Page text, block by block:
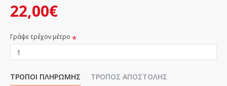
22,00€
Γράψε τρέχον μέτρο
ΤΡΌΠΟΙ ΠΛΗΡΩΜΉΣ ΤΡΌΠΟΣ ΑΠΟΣΤΟΛΉΣ